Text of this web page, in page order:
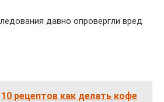
давно опровергли вред
10 рецептов как делать кофе